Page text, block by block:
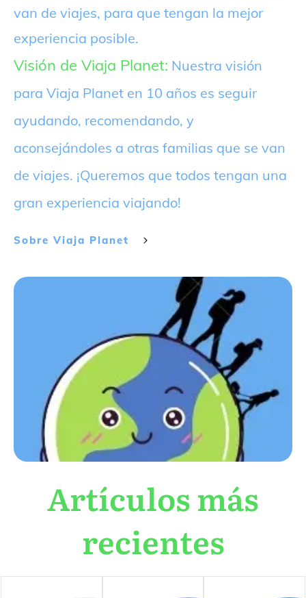
van de viajes, para que tengan la mejor
experiencia posible.
Visión de Viaja Planet: Nuestra visión
para Viaja Planet en 10 años es seguir
ayudando, recomendando, y
aconsejándoles a otras familias que se van
de viajes. ¡Queremos que todos tengan una
gran experiencia viajando!
Sobre Viaja Planet
Artículos más
recientes